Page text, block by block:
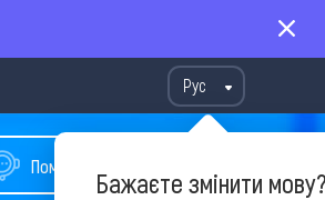
Рус
Бажаєте змінити
Помощь в подборе тура